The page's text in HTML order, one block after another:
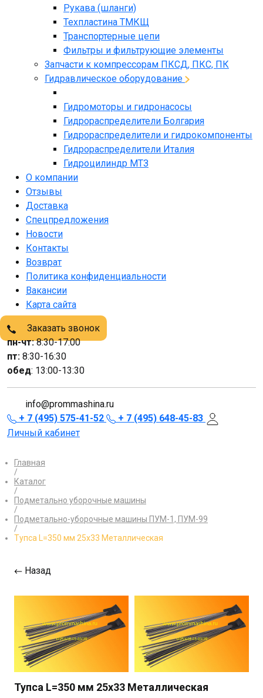
Рукава (шланги)
Техпластина ТМКЩ
Транспортерные цепи
Фильтры и фильтрующие элементы
Запчасти к компрессорам ПКСД, ПКС, ПК
Гидравлическое оборудование
Гидромоторы и гидронасосы
Гидрораспределители Болгария
Гидрораспределители и гидрокомпоненты
Гидрораспределители Италия
Гидроцилиндр МТЗ
О компании
Отзывы
Доставка
Спецпредложения
Новости
Контакты
Возврат
Политика конфиденциальности
Вакансии
Карта сайта
Заказать звонок
пн-чт:8:30-17:00
пт: 8:30-16:30
обед: 13:00-13:30
info@prommashina.ru
+ 7 (495) 575-41-52
+ 7 (495) 648-45-83
Личный кабинет
Главная
/
Каталог
/
Подметально уборочные машины
/
Подметально-уборочные машины ПУМ-1, ПУМ-99
/
Тупса L=350 мм 25х33 Металлическая
Назад
Тупса L=350 мм 25х33 Металлическая